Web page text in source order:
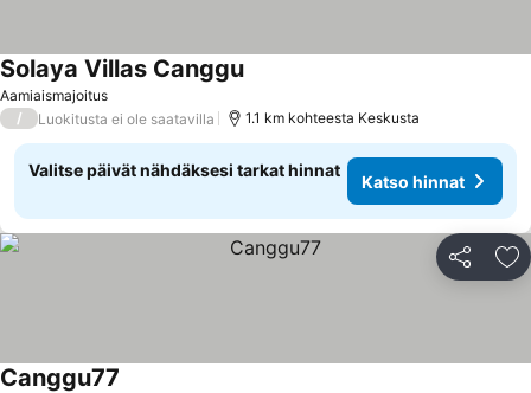
Aamiaismajoitus
Solaya Villas Canggu
/ Luokitusta ei ole saatavilla 1.1 km kohteesta Keskusta
Valitse päivät nähdäksesi tarkat hinnat
Katso hinnat
Jaa
Canggu77